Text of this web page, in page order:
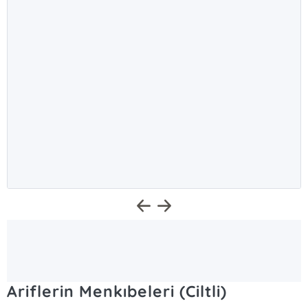
Ariflerin Menkıbeleri (Ciltli)